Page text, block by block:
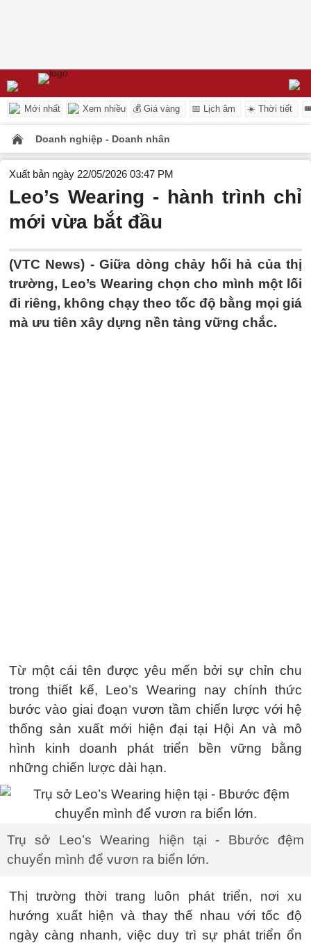
Mới nhất Xem nhiều 💰 Giá vàng 📅 Lịch âm ☀️ Thời tiết
Doanh nghiệp - Doanh nhân
Xuất bản ngày 22/05/2026 03:47 PM
Leo’s Wearing - hành trình chỉ
mới vừa bắt đầu
(VTC News) -Giữa dòng chảy hối hả của thị
trường, Leo’s Wearing chọn cho mình một lối
đi riêng, không chạy theo tốc độ bằng mọi giá
mà ưu tiên xây dựng nền tảng vững chắc.
Từ một cái tên được yêu mến bởi sự chỉn chu
trong thiết kế, Leo’s Wearing nay chính thức
bước vào giai đoạn vươn tầm chiến lược với hệ
thống sản xuất mới hiện đại tại Hội An và mô
hình kinh doanh phát triển bền vững bằng
những chiến lược dài hạn.
Trụ sở Leo’s Wearing hiện tại - Bbước đệm
chuyển mình để vươn ra biển lớn.
Thị trường thời trang luôn phát triển, nơi xu
hướng xuất hiện và thay thế nhau với tốc độ
ngày càng nhanh, việc duy trì sự phát triển ổn